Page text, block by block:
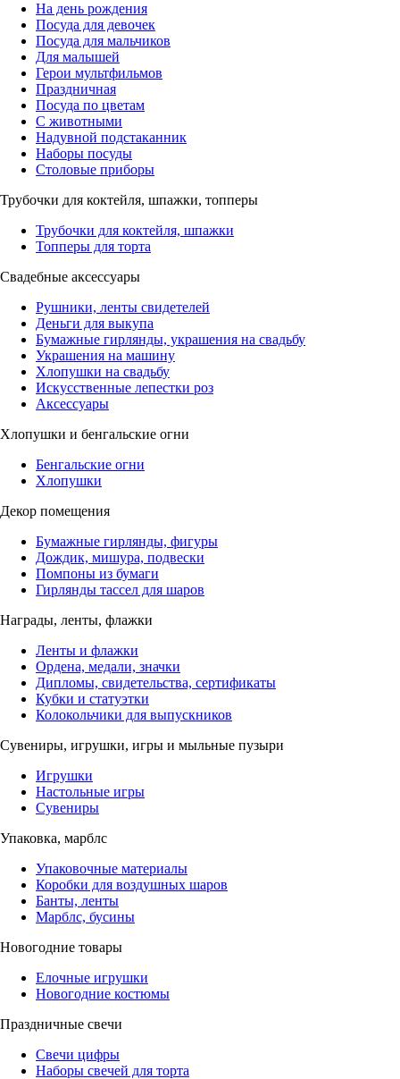
На день рождения
Посуда для девочек
Посуда для мальчиков
Для малышей
Герои мультфильмов
Праздничная
Посуда по цветам
С животными
Надувной подстаканник
Наборы посуды
Столовые приборы
Трубочки для коктейля, шпажки, топперы
Трубочки для коктейля, шпажки
Топперы для торта
Свадебные аксессуары
Рушники, ленты свидетелей
Деньги для выкупа
Бумажные гирлянды, украшения на свадьбу
Украшения на машину
Хлопушки на свадьбу
Искусственные лепестки роз
Аксессуары
Хлопушки и бенгальские огни
Бенгальские огни
Хлопушки
Декор помещения
Бумажные гирлянды, фигуры
Дождик, мишура, подвески
Помпоны из бумаги
Гирлянды тассел для шаров
Награды, ленты, флажки
Ленты и флажки
Ордена, медали, значки
Дипломы, свидетельства, сертификаты
Кубки и статуэтки
Колокольчики для выпускников
Сувениры, игрушки, игры и мыльные пузыри
Игрушки
Настольные игры
Сувениры
Упаковка, марблс
Упаковочные материалы
Коробки для воздушных шаров
Банты, ленты
Марблс, бусины
Новогодние товары
Елочные игрушки
Новогодние костюмы
Праздничные свечи
Свечи цифры
Наборы свечей для торта